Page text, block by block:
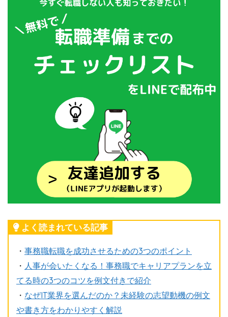
よく読まれている記事
・ 事務職転職を成功させるための3つのポイント
・ 人事が会いたくなる！事務職でキャリアプランを立
てる時の3つのコツを例文付きで紹介
・ なぜIT業界を選んだのか？未経験の志望動機の例文
や書き方をわかりやすく解説